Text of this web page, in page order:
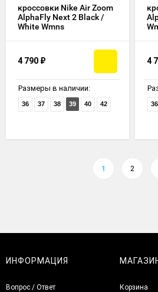
кроссовки Nike Air Zoom
AlphaFly Next 2 Black /
White Wmns
4 790 ₽
Размеры в наличии:
36 37 38 39 40 42
4
36
1 2
ИНФОРМАЦИЯ
Вопрос / Ответ
Корзина